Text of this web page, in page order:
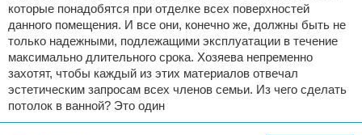
которые понадобятся при отделке всех поверхностей
данного помещения. И все они, конечно же, должны быть не
только надежными, подлежащими эксплуатации в течение
максимально длительного срока. Хозяева непременно
захотят, чтобы каждый из этих материалов отвечал
эстетическим запросам всех членов семьи. Из чего сделать
потолок в ванной? Это один